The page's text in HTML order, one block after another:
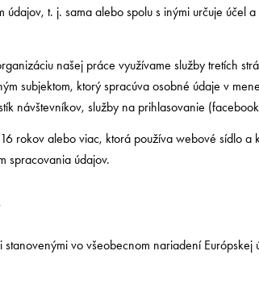
údajov, t. j. sama alebo spolu s inými určuje účel
našej práce využívame služby tretích
subjektom, ktorý spracúva osobné údaje v
návštevníkov, služby na prihlasovanie
rokov alebo viac, ktorá používa webové sídlo
spracovania údajov.
vo všeobecnom nariadení